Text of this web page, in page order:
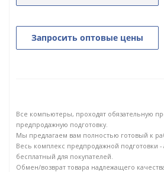
Запросить оптовые цены
Все компьютеры, проходят обязательную
предпродажную подготовку.
Мы предлагаем вам полностью готовый к
Весь комплекс предпродажной подготовки -
бесплатный для покупателей.
Обмен/возврат товара надлежащего